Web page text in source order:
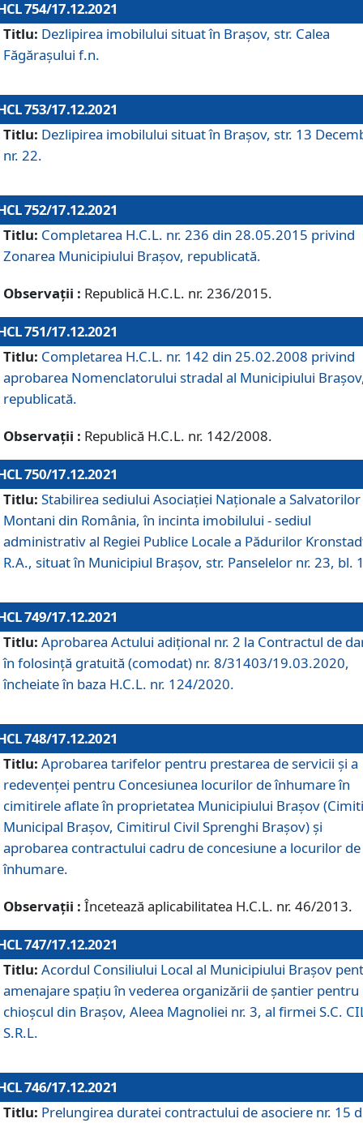
754/17.12.2021
Titlu: Dezlipirea imobilului situat în Brașov, str. Calea
Făgărașului f.n.
753/17.12.2021
Titlu: Dezlipirea imobilului situat în Brașov, str. 13
nr. 22.
752/17.12.2021
Titlu: Completarea H.C.L. nr. 236 din 28.05.2015 privind
Zonarea Municipiului Braşov, republicată.
Observații : Republică H.C.L. nr. 236/2015.
751/17.12.2021
Titlu: Completarea H.C.L. nr. 142 din 25.02.2008 privind
aprobarea Nomenclatorului stradal al Municipiului
republicată.
Observații : Republică H.C.L. nr. 142/2008.
750/17.12.2021
Titlu: Stabilirea sediului Asociației Naționale a Salvatorilor
Montani din România, în incinta imobilului - sediul
administrativ al Regiei Publice Locale a Pădurilor
R.A., situat în Municipiul Braşov, str. Panselelor nr. 23, bl.
749/17.12.2021
Titlu: Aprobarea Actului adițional nr. 2 la Contractul de
în folosință gratuită (comodat) nr. 8/31403/19.03.2020,
încheiate în baza H.C.L. nr. 124/2020.
748/17.12.2021
Titlu: Aprobarea tarifelor pentru prestarea de servicii şi a
redevenţei pentru Concesiunea locurilor de înhumare în
cimitirele aflate în proprietatea Municipiului Braşov
Municipal Braşov, Cimitirul Civil Sprenghi Braşov) şi
aprobarea contractului cadru de concesiune a locurilor de
înhumare.
Observații : Încetează aplicabilitatea H.C.L. nr. 46/2013.
747/17.12.2021
Titlu: Acordul Consiliului Local al Municipiului Braşov
amenajare spațiu în vederea organizării de șantier pentru
chioșcul din Brașov, Aleea Magnoliei nr. 3, al firmei S.C.
S.R.L.
746/17.12.2021
Titlu: Prelungirea duratei contractului de asociere nr. 15